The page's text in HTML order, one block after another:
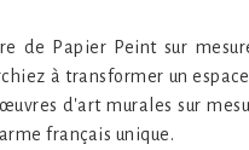
de Papier Peint sur
à transformer un
d'art murales sur
français unique.